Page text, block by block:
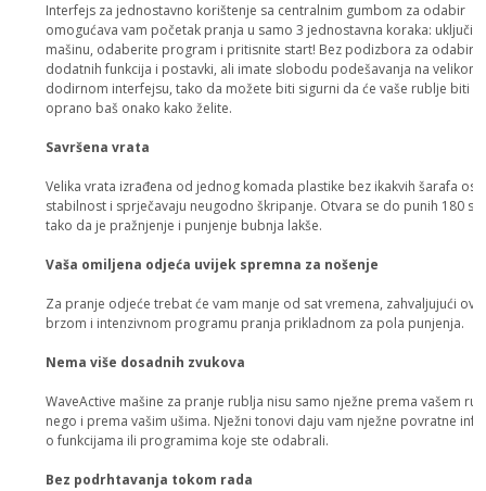
Interfejs za jednostavno korištenje sa centralnim gumbom za odabir
omogućava vam početak pranja u samo 3 jednostavna koraka: uključite
mašinu, odaberite program i pritisnite start! Bez podizbora za odabir
dodatnih funkcija i postavki, ali imate slobodu podešavanja na velikom
dodirnom interfejsu, tako da možete biti sigurni da će vaše rublje biti
oprano baš onako kako želite.
Savršena vrata
Velika vrata izrađena od jednog komada plastike bez ikakvih šarafa
stabilnost i sprječavaju neugodno škripanje. Otvara se do punih 180
tako da je pražnjenje i punjenje bubnja lakše.
Vaša omiljena odjeća uvijek spremna za nošenje
Za pranje odjeće trebat će vam manje od sat vremena, zahvaljujući
brzom i intenzivnom programu pranja prikladnom za pola punjenja.
Nema više dosadnih zvukova
WaveActive mašine za pranje rublja nisu samo nježne prema vašem
nego i prema vašim ušima. Nježni tonovi daju vam nježne povratne
o funkcijama ili programima koje ste odabrali.
Bez podrhtavanja tokom rada